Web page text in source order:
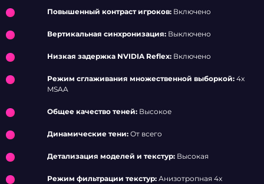
Повышенный контраст игроков: Включено
Вертикальная синхронизация: Выключено
Низкая задержка NVIDIA Reflex: Включено
Режим сглаживания множественной выборкой: 4x
MSAA
Общее качество теней: Высокое
Динамические тени: От всего
Детализация моделей и текстур: Высокая
Режим фильтрации текстур: Анизотропная 4x